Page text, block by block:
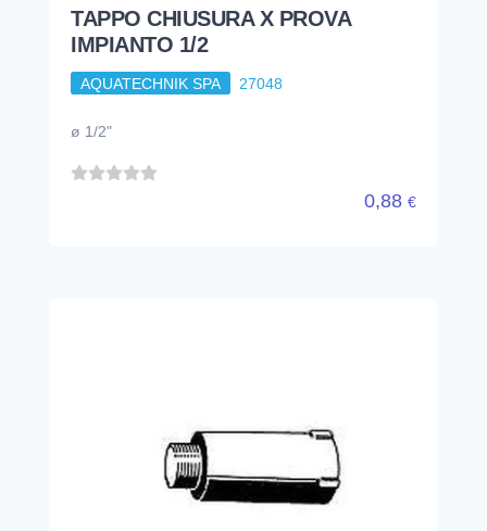
TAPPO CHIUSURA X PROVA
IMPIANTO 1/2
AQUATECHNIK SPA 27048
ø 1/2"
0,88 €